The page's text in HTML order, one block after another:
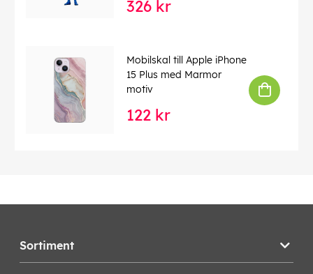
326 kr
Mobilskal till Apple iPhone
15 Plus med Marmor
motiv
122 kr
Sortiment